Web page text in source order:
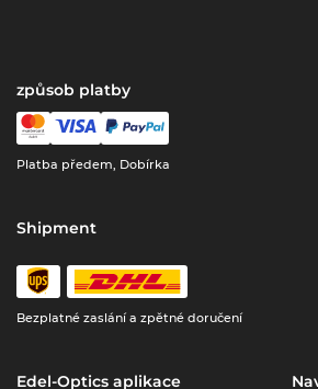
způsob platby
Platba předem, Dobírka
Shipment
Bezplatné zaslání a zpětné doručení
Edel-Optics aplikace